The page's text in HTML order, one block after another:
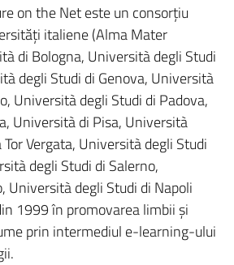
on the Net este un consorțiu
italiene (Alma Mater
di Bologna, Università degli Studi
degli Studi di Genova, Università
Università degli Studi di Padova,
Università di Pisa, Università
Vergata, Università degli Studi
degli Studi di Salerno,
Università degli Studi di Napoli
1999 în promovarea limbii și
prin intermediul e-learning-ului